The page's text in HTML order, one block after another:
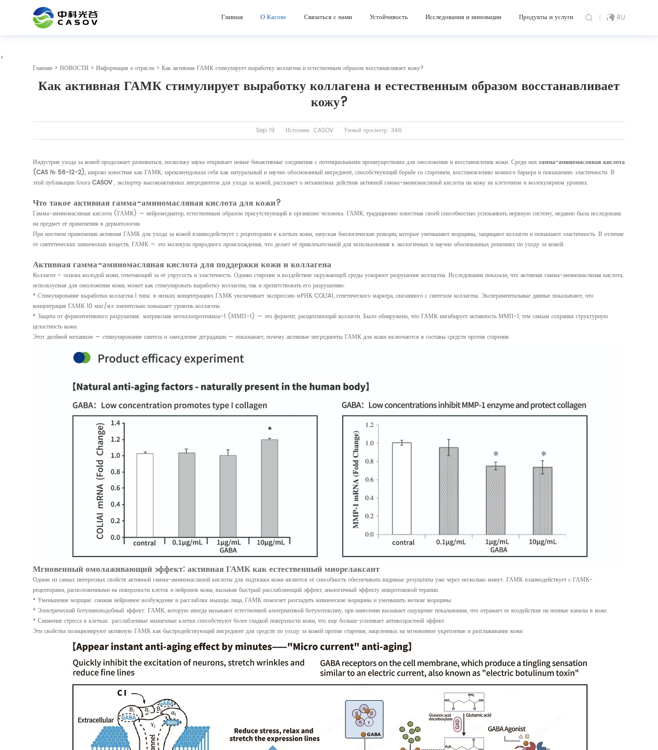
Главная О Касове Связаться с нами Устойчивость Исследования и инновации Продукты и услуги RU
>
Главная >НОВОСТИ >Информация о отрасли > Как активная ГАМК стимулирует выработку коллагена и естественным образом восстанавливает кожу?
Как активная ГАМК стимулирует выработку коллагена и естественным образом восстанавливает
кожу?
Sep 19 Источник: CASOV Умный просмотр: 346
Индустрия ухода за кожей продолжает развиваться, поскольку наука открывает новые биоактивные соединения с потенциальными преимуществами для омоложения и восстановления кожи. Среди нихгамма-аминомасляная кислота
(CAS № 56-12-2), широко известная как ГАМК, зарекомендовала себя как натуральный и научно обоснованный ингредиент, способствующий борьбе со старением, восстановлению кожного барьера и повышению эластичности. В
этой публикации блогаCASOV, экспортер высокоактивных ингредиентов для ухода за кожей, расскажет о механизмах действия активной гамма-аминомасляной кислоты на кожу на клеточном и молекулярном уровнях.
Что такое активная гамма-аминомасляная кислота для кожи?
Гамма-аминомасляная кислота (ГАМК) — нейромедиатор, естественным образом присутствующий в организме человека. ГАМК, традиционно известная своей способностью успокаивать нервную систему, недавно была исследована
на предмет её применения в дерматологии.
При местном применении активная ГАМК для ухода за кожей взаимодействует с рецепторами в клетках кожи, запуская биологические реакции, которые уменьшают морщины, защищают коллаген и повышают эластичность. В отличие
от синтетических химических веществ, ГАМК — это молекула природного происхождения, что делает её привлекательной для использования в экологичных и научно обоснованных решениях по уходу за кожей.
Активная гамма-аминомасляная кислота для поддержки кожи и коллагена
Коллаген – основа молодой кожи, отвечающий за её упругость и эластичность. Однако старение и воздействие окружающей среды ускоряют разрушение коллагена. Исследования показали, что активная гамма-аминомасляная кислота,
используемая для омоложения кожи, может как стимулировать выработку коллагена, так и препятствовать его разрушению.
* Стимулирование выработки коллагена I типа: в низких концентрациях ГАМК увеличивает экспрессию мРНК COL1A1, генетического маркера, связанного с синтезом коллагена. Экспериментальные данные показывают, что
концентрация ГАМК 10 мкг/мл значительно повышает уровень коллагена.
* Защита от ферментативного разрушения: матриксная металлопротеиназа-1 (ММП-1) — это фермент, расщепляющий коллаген. Было обнаружено, что ГАМК ингибирует активность ММП-1, тем самым сохраняя структурную
целостность кожи.
Этот двойной механизм — стимулирование синтеза и замедление деградации — показывает, почему активные ингредиенты ГАМК для кожи включаются в составы средств против старения.
Мгновенный омолаживающий эффект: активная ГАМК как естественный миорелаксант
Одним из самых интересных свойств активной гамма-аминомасляной кислоты для подтяжки кожи является её способность обеспечивать видимые результаты уже через несколько минут. ГАМК взаимодействует с ГАМК-
рецепторами, расположенными на поверхности клеток и нейронов кожи, вызывая быстрый расслабляющий эффект, аналогичный эффекту микротоковой терапии.
* Уменьшение морщин: снижая нейронное возбуждение и расслабляя мышцы лица, ГАМК помогает разгладить мимические морщины и уменьшить мелкие морщины.
* Электрический ботулиноподобный эффект: ГАМК, которую иногда называют естественной альтернативой ботулотоксину, при нанесении вызывает ощущение покалывания, что отражает ее воздействие на ионные каналы в коже.
* Снижение стресса в клетках: расслабленные мышечные клетки способствуют более гладкой поверхности кожи, что еще больше усиливает антивозрастной эффект.
Эти свойства позиционируют активную ГАМК как быстродействующий ингредиент для средств по уходу за кожей против старения, нацеленных на мгновенное укрепление и разглаживание кожи.